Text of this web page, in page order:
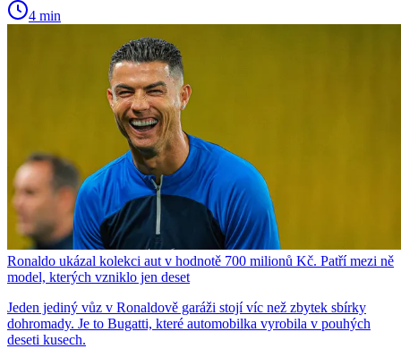
4 min
Ronaldo ukázal kolekci aut v hodnotě 700 milionů Kč. Patří mezi ně
model, kterých vzniklo jen deset
Jeden jediný vůz v Ronaldově garáži stojí víc než zbytek sbírky
dohromady. Je to Bugatti, které automobilka vyrobila v pouhých
deseti kusech.